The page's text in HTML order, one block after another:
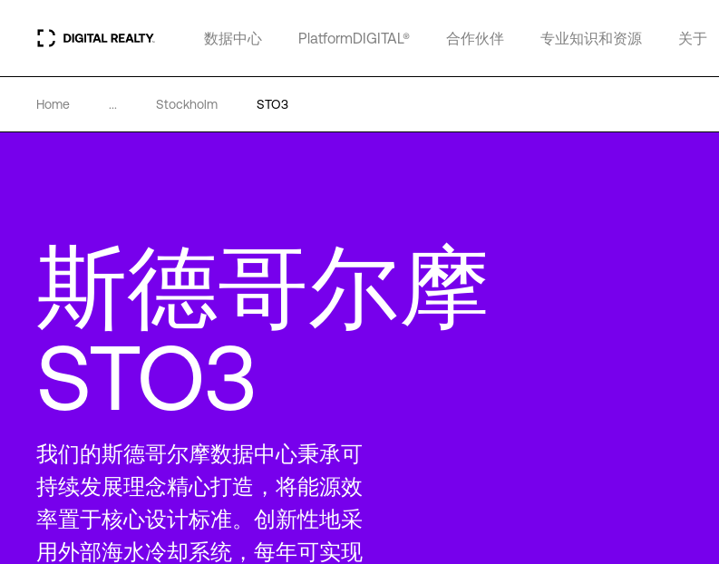
数据中心 PlatformDIGITAL® 合作伙伴 专业知识和资源 关于
Home ... Stockholm STO3
斯德哥尔摩
STO3
我们的斯德哥尔摩数据中心秉承可
持续发展理念精心打造，将能源效
率置于核心设计标准。创新性地采
用外部海水冷却系统，每年可实现